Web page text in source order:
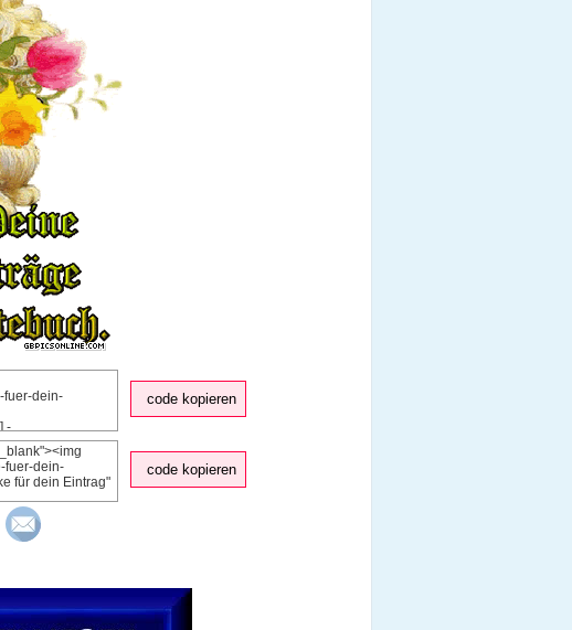
code kopieren
code kopieren